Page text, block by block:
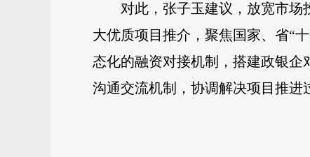
对此，张子玉建议，放宽市
大优质项目推介，聚焦国家、省“
态化的融资对接机制，搭建政银
沟通交流机制，协调解决项目推进